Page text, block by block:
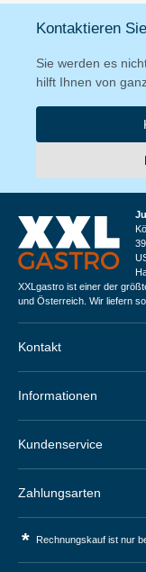
Kontaktieren
Sie werden es
hilft Ihnen von
XXLgastro ist einer der
und Österreich. Wir liefern
Kontakt
Informationen
Kundenservice
Zahlungsarten
* Rechnungskauf ist nur